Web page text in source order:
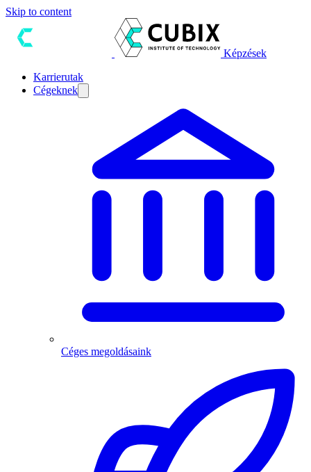
Skip to content
Képzések
Karrierutak
Cégeknek
Céges megoldásaink